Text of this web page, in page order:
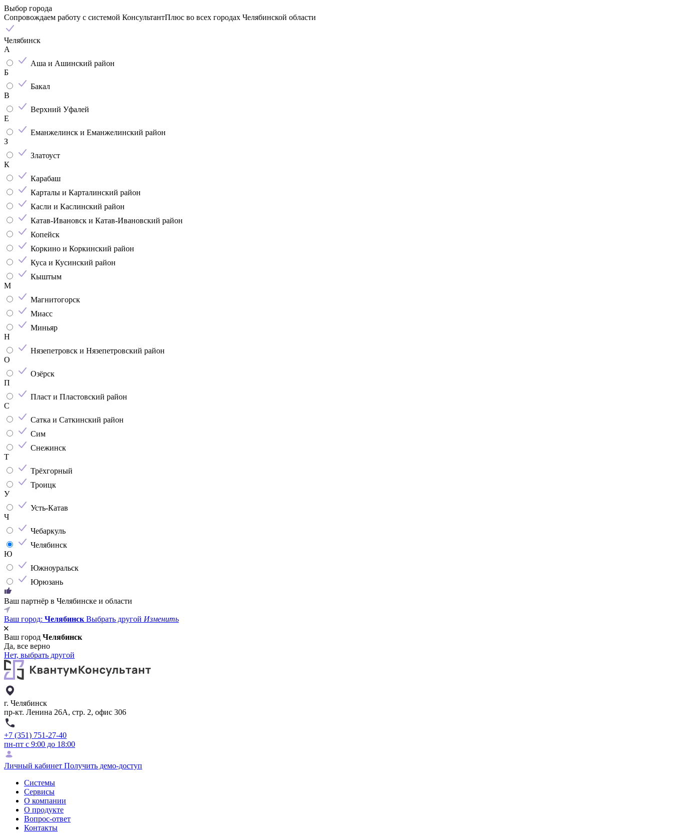
Выбор города
Сопровождаем работу с системой КонсультантПлюс во всех городах Челябинской области
Челябинск
А
Аша и Ашинский район
Б
Бакал
В
Верхний Уфалей
Е
Еманжелинск и Еманжелинский район
З
Златоуст
К
Карабаш
Карталы и Карталинский район
Касли и Каслинский район
Катав-Ивановск и Катав-Ивановский район
Копейск
Коркино и Коркинский район
Куса и Кусинский район
Кыштым
М
Магнитогорск
Миасс
Миньяр
Н
Нязепетровск и Нязепетровский район
О
Озёрск
П
Пласт и Пластовский район
С
Сатка и Саткинский район
Сим
Снежинск
Т
Трёхгорный
Троицк
У
Усть-Катав
Ч
Чебаркуль
Челябинск
Ю
Южноуральск
Юрюзань
Ваш партнёр в Челябинске и области
Ваш город: Челябинск Выбрать другой Изменить
Ваш город Челябинск
Да, все верно
Нет, выбрать другой
г. Челябинск
пр-кт. Ленина 26А, стр. 2, офис 306
+7 (351) 751-27-40
пн-пт с 9:00 до 18:00
Личный кабинет Получить демо-доступ
Системы
Сервисы
О компании
О продукте
Вопрос-ответ
Контакты